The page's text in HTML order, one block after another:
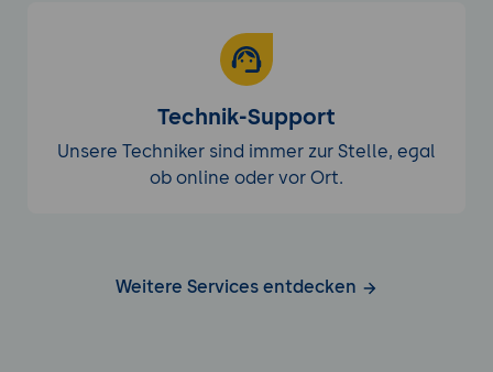
Technik-Support
Unsere Techniker sind immer zur Stelle, egal
ob online oder vor Ort.
Weitere Services entdecken